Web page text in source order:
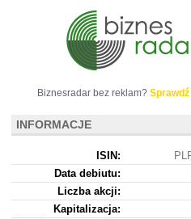
Biznesradar bez reklam?
INFORMACJE
ISIN:
Data debiutu:
Liczba akcji:
Kapitalizacja: